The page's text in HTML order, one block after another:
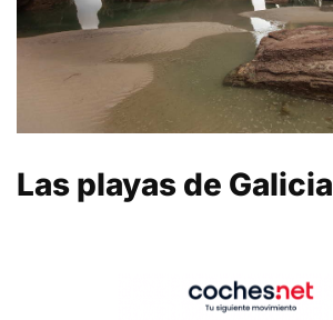
Las playas de Galicia